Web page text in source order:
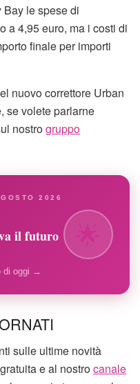
le spese di
a 4,95 euro, ma i costi di
finale per importi
nuovo correttore Urban
se volete parlarne
nostrogruppo
2026
il futuro
di oggi →
sulle ultime novità
e al nostrocanale